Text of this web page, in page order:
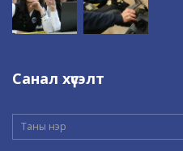
Санал хүсэлт